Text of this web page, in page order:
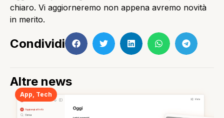
chiaro. Vi aggiorneremo non appena avremo novità
in merito.
Condividi
Altre news
App, Tech